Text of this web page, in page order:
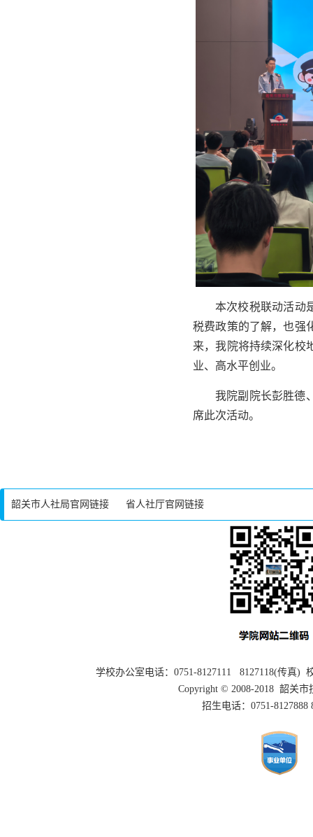
本次校税联动活动
税费政策的了解，也强
来，我院将持续深化校
业、高水平创业。
我院副院长彭胜德
席此次活动。
韶关市人社局官网链接 省人社厅官网链接
学校办公室电话：0751-8127111 8127118(传真)
Copyright © 2008-2018 韶关
招生电话：0751-